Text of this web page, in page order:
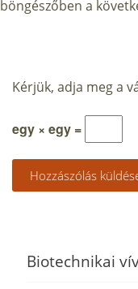
böngészőben a
Kérjük, adja meg a
egy × egy =
Biotechnikai